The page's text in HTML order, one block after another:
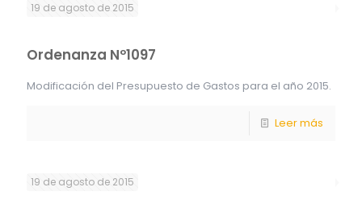
19 de agosto de 2015
Ordenanza Nº1097
Modificación del Presupuesto de Gastos para el año 2015.
Leer más
19 de agosto de 2015